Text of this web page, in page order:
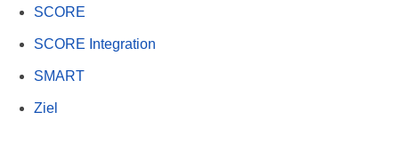
SCORE
SCORE Integration
SMART
Ziel